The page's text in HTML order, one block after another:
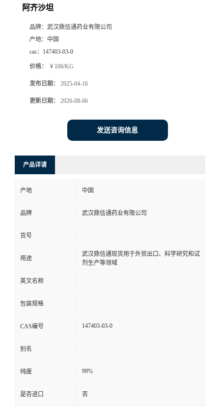
阿齐沙坦
品牌： 武汉鼎信通药业有限公司
产地： 中国
cas： 147403-03-0
价格： ￥100/KG
发布日期： 2025-04-16
更新日期： 2026-08-06
发送咨询信息
产品详请
产地 中国
品牌 武汉鼎信通药业有限公司
货号
用途
武汉鼎信通现货用于外贸出口、科学研究和试
剂生产等领域
英文名称
包装规格
CAS编号 147403-03-0
别名
纯度 99%
是否进口 否